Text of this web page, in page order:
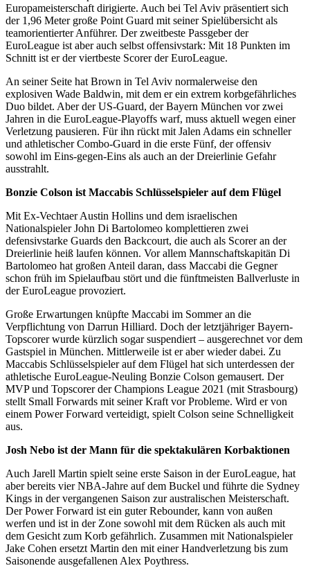
Europameisterschaft dirigierte. Auch bei Tel Aviv präsentiert sich
der 1,96 Meter große Point Guard mit seiner Spielübersicht als
teamorientierter Anführer. Der zweitbeste Passgeber der
EuroLeague ist aber auch selbst offensivstark: Mit 18 Punkten im
Schnitt ist er der viertbeste Scorer der EuroLeague.
An seiner Seite hat Brown in Tel Aviv normalerweise den
explosiven Wade Baldwin, mit dem er ein extrem korbgefährliches
Duo bildet. Aber der US-Guard, der Bayern München vor zwei
Jahren in die EuroLeague-Playoffs warf, muss aktuell wegen einer
Verletzung pausieren. Für ihn rückt mit Jalen Adams ein schneller
und athletischer Combo-Guard in die erste Fünf, der offensiv
sowohl im Eins-gegen-Eins als auch an der Dreierlinie Gefahr
ausstrahlt.
Bonzie Colson ist Maccabis Schlüsselspieler auf dem Flügel
Mit Ex-Vechtaer Austin Hollins und dem israelischen
Nationalspieler John Di Bartolomeo komplettieren zwei
defensivstarke Guards den Backcourt, die auch als Scorer an der
Dreierlinie heiß laufen können. Vor allem Mannschaftskapitän Di
Bartolomeo hat großen Anteil daran, dass Maccabi die Gegner
schon früh im Spielaufbau stört und die fünftmeisten Ballverluste in
der EuroLeague provoziert.
Große Erwartungen knüpfte Maccabi im Sommer an die
Verpflichtung von Darrun Hilliard. Doch der letztjähriger Bayern-
Topscorer wurde kürzlich sogar suspendiert – ausgerechnet vor dem
Gastspiel in München. Mittlerweile ist er aber wieder dabei. Zu
Maccabis Schlüsselspieler auf dem Flügel hat sich unterdessen der
athletische EuroLeague-Neuling Bonzie Colson gemausert. Der
MVP und Topscorer der Champions League 2021 (mit Strasbourg)
stellt Small Forwards mit seiner Kraft vor Probleme. Wird er von
einem Power Forward verteidigt, spielt Colson seine Schnelligkeit
aus.
Josh Nebo ist der Mann für die spektakulären Korbaktionen
Auch Jarell Martin spielt seine erste Saison in der EuroLeague, hat
aber bereits vier NBA-Jahre auf dem Buckel und führte die Sydney
Kings in der vergangenen Saison zur australischen Meisterschaft.
Der Power Forward ist ein guter Rebounder, kann von außen
werfen und ist in der Zone sowohl mit dem Rücken als auch mit
dem Gesicht zum Korb gefährlich. Zusammen mit Nationalspieler
Jake Cohen ersetzt Martin den mit einer Handverletzung bis zum
Saisonende ausgefallenen Alex Poythress.